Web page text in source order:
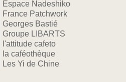
Espace Nadeshiko
France Patchwork
Georges Bastié
Groupe LIBARTS
l'attitude cafeto
la caféothèque
Les Yi de Chine